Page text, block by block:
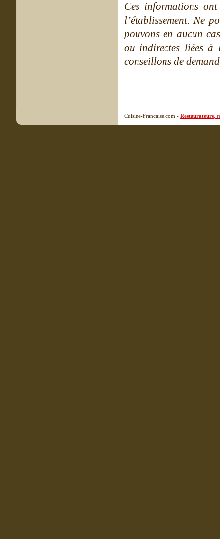
Ces informations
l’établissement. Ne
pouvons en aucun
ou indirectes liées à
conseillons de
Cuisine-Francaise.com - Restaurateurs ,